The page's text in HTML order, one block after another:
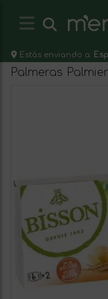
Estás enviando a:
Palmeras